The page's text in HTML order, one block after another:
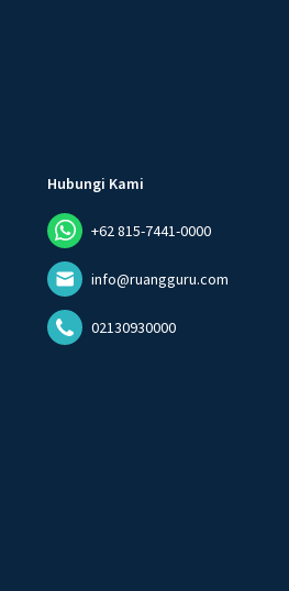
Hubungi Kami
+62 815-7441-0000
info@ruangguru.com
02130930000